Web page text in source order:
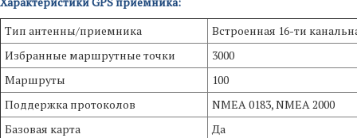
Тип антенны/приемника
Встроенная 16-ти
Избранные маршрутные точки
3000
Маршруты
100
Поддержка протоколов
NMEA 0183, NMEA 2000
Базовая карта
Да